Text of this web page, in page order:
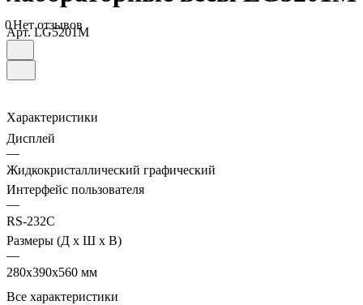
0Нет отзывов
Арт.LG5201M
Характеристики
Дисплей
—
Жидкокристаллический графический
Интерфейс пользователя
—
RS-232C
Размеры (Д х Ш х В)
—
280x390x560 мм
Все характеристики